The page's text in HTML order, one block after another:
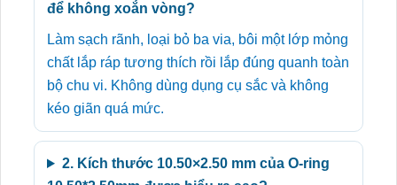
để không xoắn vòng?
Làm sạch rãnh, loại bỏ ba via, bôi một lớp mỏng
chất lắp ráp tương thích rồi lắp đúng quanh toàn
bộ chu vi. Không dùng dụng cụ sắc và không
kéo giãn quá mức.
2. Kích thước 10.50×2.50 mm của O-ring